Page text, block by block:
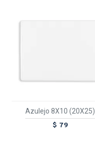
Azulejo 8X10 (20X25)
$ 79